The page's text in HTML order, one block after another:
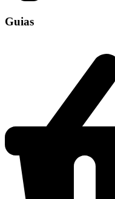
Guias